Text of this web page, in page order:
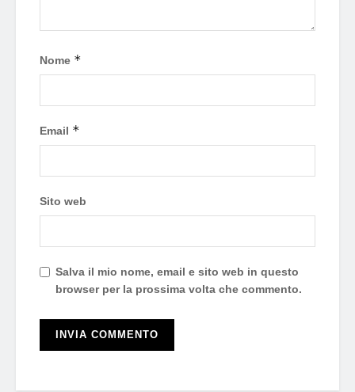
Nome *
Email *
Sito web
Salva il mio nome, email e sito web in questo
browser per la prossima volta che commento.